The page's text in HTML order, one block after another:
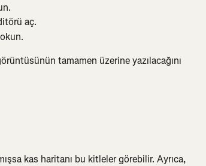
aç.
tamamen üzerine yazılacağını
kas haritanı bu kitleler görebilir. Ayrıca,